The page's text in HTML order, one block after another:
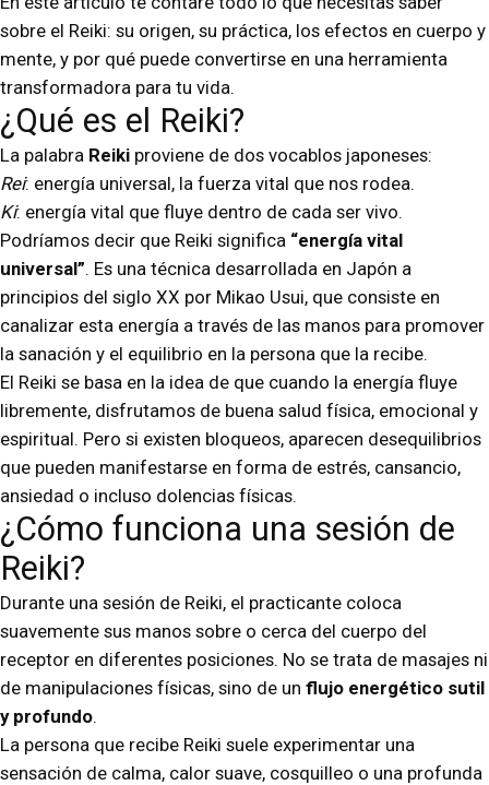
sobre el Reiki: su origen, su práctica, los efectos en cuerpo y
mente, y por qué puede convertirse en una herramienta
transformadora para tu vida.
¿Qué es el Reiki?
La palabra Reiki proviene de dos vocablos japoneses:
Rei: energía universal, la fuerza vital que nos rodea.
Ki: energía vital que fluye dentro de cada ser vivo.
Podríamos decir que Reiki significa “energía vital
universal”. Es una técnica desarrollada en Japón a
principios del siglo XX por Mikao Usui, que consiste en
canalizar esta energía a través de las manos para promover
la sanación y el equilibrio en la persona que la recibe.
El Reiki se basa en la idea de que cuando la energía fluye
libremente, disfrutamos de buena salud física, emocional y
espiritual. Pero si existen bloqueos, aparecen desequilibrios
que pueden manifestarse en forma de estrés, cansancio,
ansiedad o incluso dolencias físicas.
¿Cómo funciona una sesión de
Reiki?
Durante una sesión de Reiki, el practicante coloca
suavemente sus manos sobre o cerca del cuerpo del
receptor en diferentes posiciones. No se trata de masajes ni
de manipulaciones físicas, sino de un flujo energético sutil
y profundo.
La persona que recibe Reiki suele experimentar una
sensación de calma, calor suave, cosquilleo o una profunda